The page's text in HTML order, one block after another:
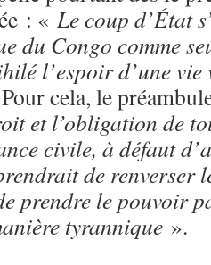
: « Le coup d’État
du Congo comme
l’espoir d’une vie
cela, le
et l’obligation de
civile, à défaut
de renverser
prendre le pouvoir
tyrannique ».